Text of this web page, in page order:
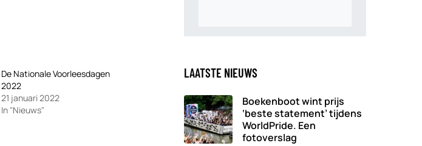
De Nationale Voorleesdagen
2022
21 januari 2022
In "Nieuws"
LAATSTE NIEUWS
Boekenboot wint prijs
‘beste statement’ tijdens
WorldPride. Een
fotoverslag